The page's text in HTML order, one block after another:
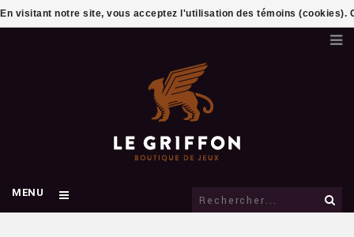
MENU
En visitant notre site, vous acceptez l'utilisation des témoins